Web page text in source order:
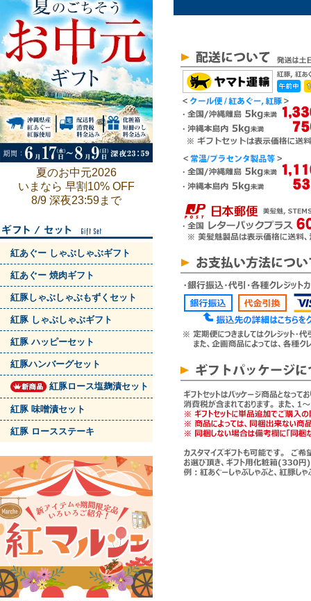
夏のお中元2026
いまなら 早割10% OFF
8/9 深夜23:59まで
紅あぐー しゃぶしゃぶギフト
紅あぐー 焼肉ギフト
紅豚しゃぶしゃぶもずくセット
紅豚 しゃぶしゃぶギフト
紅豚 ハッピーセット
紅豚ハンバーグセット
紅豚ロース塩麹漬セット
紅豚 味噌漬セット
紅豚 ロースステーキ